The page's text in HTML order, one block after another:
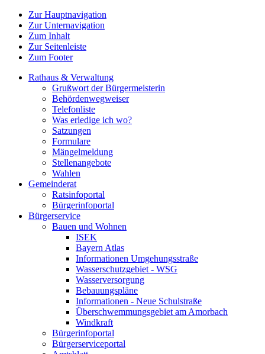
Zur Hauptnavigation
Zur Unternavigation
Zum Inhalt
Zur Seitenleiste
Zum Footer
Rathaus & Verwaltung
Grußwort der Bürgermeisterin
Behördenwegweiser
Telefonliste
Was erledige ich wo?
Satzungen
Formulare
Mängelmeldung
Stellenangebote
Wahlen
Gemeinderat
Ratsinfoportal
Bürgerinfoportal
Bürgerservice
Bauen und Wohnen
ISEK
Bayern Atlas
Informationen Umgehungsstraße
Wasserschutzgebiet - WSG
Wasserversorgung
Bebauungspläne
Informationen - Neue Schulstraße
Überschwemmungsgebiet am Amorbach
Windkraft
Bürgerinfoportal
Bürgerserviceportal